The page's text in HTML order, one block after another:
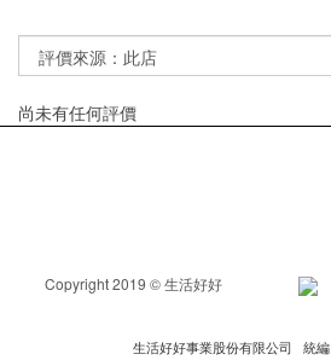
尚未有任何評價
Copyright 2019 © 生活好好
生活好好事業股份有限公司 統